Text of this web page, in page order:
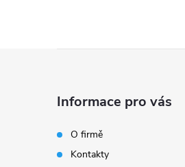
Informace pro vás
O firmě
Kontakty